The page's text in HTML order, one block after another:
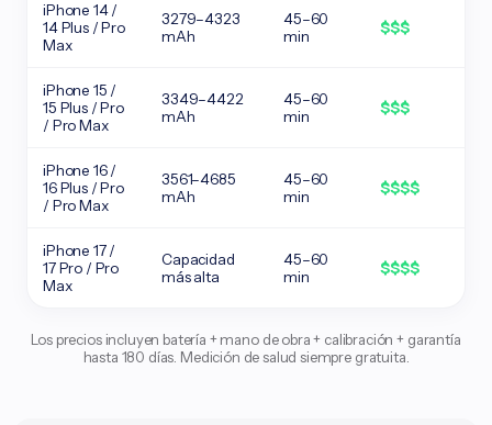
iPhone 14 /
14 Plus / Pro
Max
3279–4323
mAh
45–60
min
$$$
iPhone 15 /
15 Plus / Pro
/ Pro Max
3349–4422
mAh
45–60
min
$$$
iPhone 16 /
16 Plus / Pro
/ Pro Max
3561–4685
mAh
45–60
min
$$$$
iPhone 17 /
17 Pro / Pro
Max
Capacidad
más alta
45–60
min
$$$$
Los precios incluyen batería + mano de obra + calibración + garantía
hasta 180 días. Medición de salud siempre gratuita.